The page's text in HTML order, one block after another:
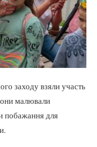
заходу взяли участь
малювали
побажання для